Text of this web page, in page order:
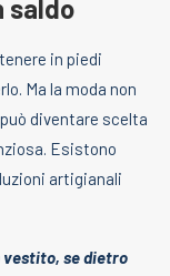
saldo
in piedi
Ma la moda non
diventare scelta
Esistono
artigianali
vestito, se dietro